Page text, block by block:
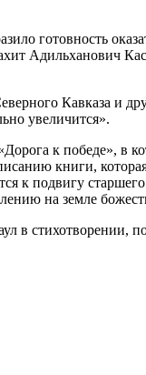
готовность
Адильханович
Кавказа и
увеличится».
к победе», в
книги,
к подвигу
на земле
в